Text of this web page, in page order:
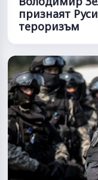
признаят
тероризъм